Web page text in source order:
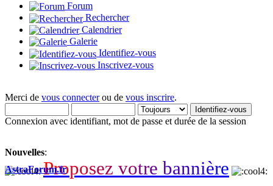
Forum
Rechercher
Calendrier
Galerie
Identifiez-vous
Inscrivez-vous
Merci de vous connecterou de vous inscrire.
Connexion avec identifiant, mot de passe et durée de la session
Nouvelles:
Proposez votre bannière
AstraForum.fr